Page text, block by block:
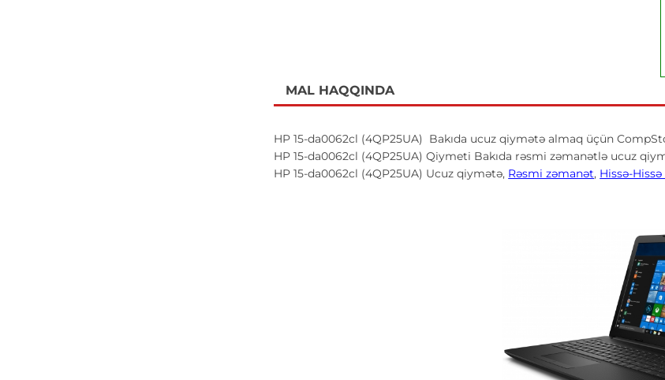
MAL HAQQINDA
HP 15-da0062cl (4QP25UA) Bakıda ucuz qiymətə almaq üçün
HP 15-da0062cl (4QP25UA) Qiymeti Bakıda rəsmi zəmanətlə ucuz
HP 15-da0062cl (4QP25UA) Ucuz qiymətə, Rəsmi zəmanət, Hissə-